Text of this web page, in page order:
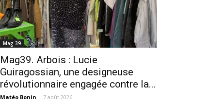
Mag 39
Mag39. Arbois : Lucie
Guiragossian, une designeuse
révolutionnaire engagée contre la...
Matéo Bonin - 7 août 2026